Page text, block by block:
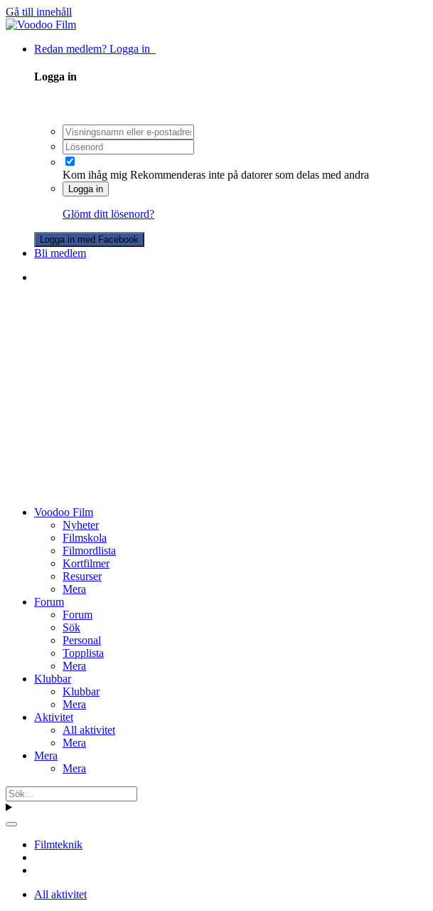
Gå till innehåll
Redan medlem? Logga in
Logga in
Kom ihåg mig Rekommenderas inte på datorer som delas med andra
Logga in
Glömt ditt lösenord?
Logga in med Facebook
Bli medlem
Voodoo Film
Nyheter
Filmskola
Filmordlista
Kortfilmer
Resurser
Mera
Forum
Forum
Sök
Personal
Topplista
Mera
Klubbar
Klubbar
Mera
Aktivitet
All aktivitet
Mera
Mera
Mera
Filmteknik
All aktivitet